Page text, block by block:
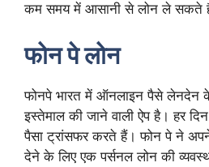
कम समय में आसानी से लोन ले सकते
फोन पे लोन
फोनपे भारत में ऑनलाइन पैसे लेनदेन
इस्तेमाल की जाने वाली ऐप है। हर
पैसा ट्रांसफर करते हैं। फोन पे ने अपने
देने के लिए एक पर्सनल लोन की